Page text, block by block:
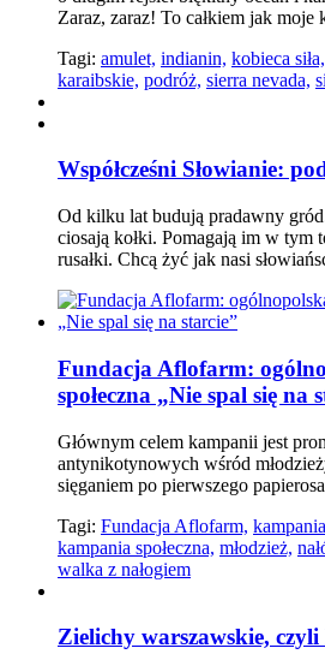
Zaraz, zaraz! To całkiem jak moje
Tagi: amulet, indianin, kobieca siła,
karaibskie, podróż, sierra nevada,
Współcześni Słowianie:
Od kilku lat budują pradawny
ciosają kołki. Pomagają im w tym
rusałki. Chcą żyć jak nasi
Fundacja Aflofarm:
społeczna „Nie spal się na
Głównym celem kampanii jest
antynikotynowych wśród
sięganiem po pierwszego
Tagi: Fundacja Aflofarm,
kampania społeczna, młodzież,
walka z nałogiem
Zielichy warszawskie,